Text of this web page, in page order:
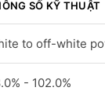
SỐ KỸ THUẬT
to off-white
- 102.0%